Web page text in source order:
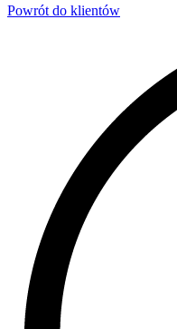
Powrót do klientów